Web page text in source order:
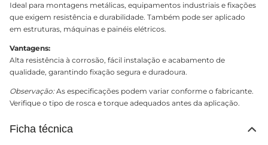
Ideal para montagens metálicas, equipamentos industriais e fixações
que exigem resistência e durabilidade. Também pode ser aplicado
em estruturas, máquinas e painéis elétricos.
Vantagens:
Alta resistência à corrosão, fácil instalação e acabamento de
qualidade, garantindo fixação segura e duradoura.
Observação:As especificações podem variar conforme o fabricante.
Verifique o tipo de rosca e torque adequados antes da aplicação.
Ficha técnica